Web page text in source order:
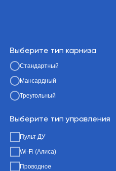
Выберите тип карниза
Стандартный
Мансардный
Треугольный
Выберите тип управления
Пульт ДУ
Wi-Fi (Алиса)
Проводное